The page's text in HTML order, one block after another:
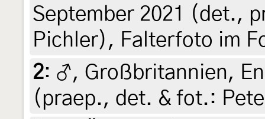
September 2021 (det.,
Pichler), Falterfoto im
2: ♂, Großbritannien,
(praep., det. & fot.: